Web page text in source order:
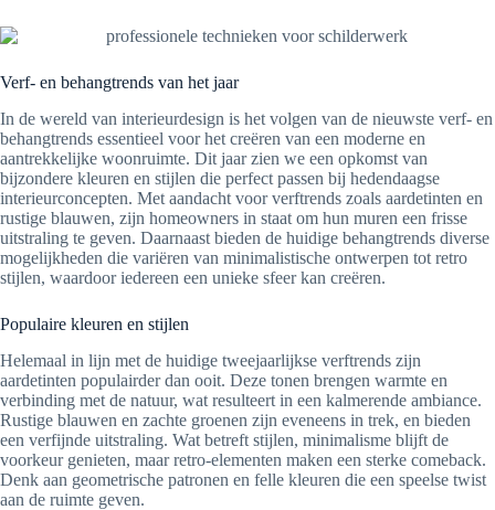
Verf- en behangtrends van het jaar
In de wereld van interieurdesign is het volgen van de nieuwste verf- en
behangtrends essentieel voor het creëren van een moderne en
aantrekkelijke woonruimte. Dit jaar zien we een opkomst van
bijzondere kleuren en stijlen die perfect passen bij hedendaagse
interieurconcepten. Met aandacht voor verftrends zoals aardetinten en
rustige blauwen, zijn homeowners in staat om hun muren een frisse
uitstraling te geven. Daarnaast bieden de huidige behangtrends diverse
mogelijkheden die variëren van minimalistische ontwerpen tot retro
stijlen, waardoor iedereen een unieke sfeer kan creëren.
Populaire kleuren en stijlen
Helemaal in lijn met de huidige tweejaarlijkse verftrends zijn
aardetinten populairder dan ooit. Deze tonen brengen warmte en
verbinding met de natuur, wat resulteert in een kalmerende ambiance.
Rustige blauwen en zachte groenen zijn eveneens in trek, en bieden
een verfijnde uitstraling. Wat betreft stijlen, minimalisme blijft de
voorkeur genieten, maar retro-elementen maken een sterke comeback.
Denk aan geometrische patronen en felle kleuren die een speelse twist
aan de ruimte geven.